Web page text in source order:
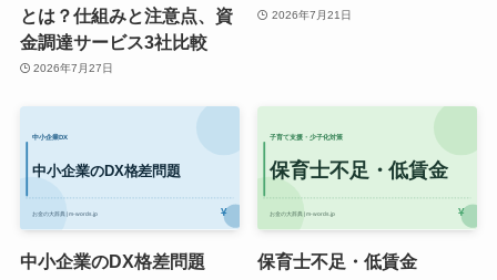
とは？仕組みと注意点、資
金調達サービス3社比較
2026年7月27日
2026年7月21日
中小企業のDX格差問題 保育士不足・低賃金